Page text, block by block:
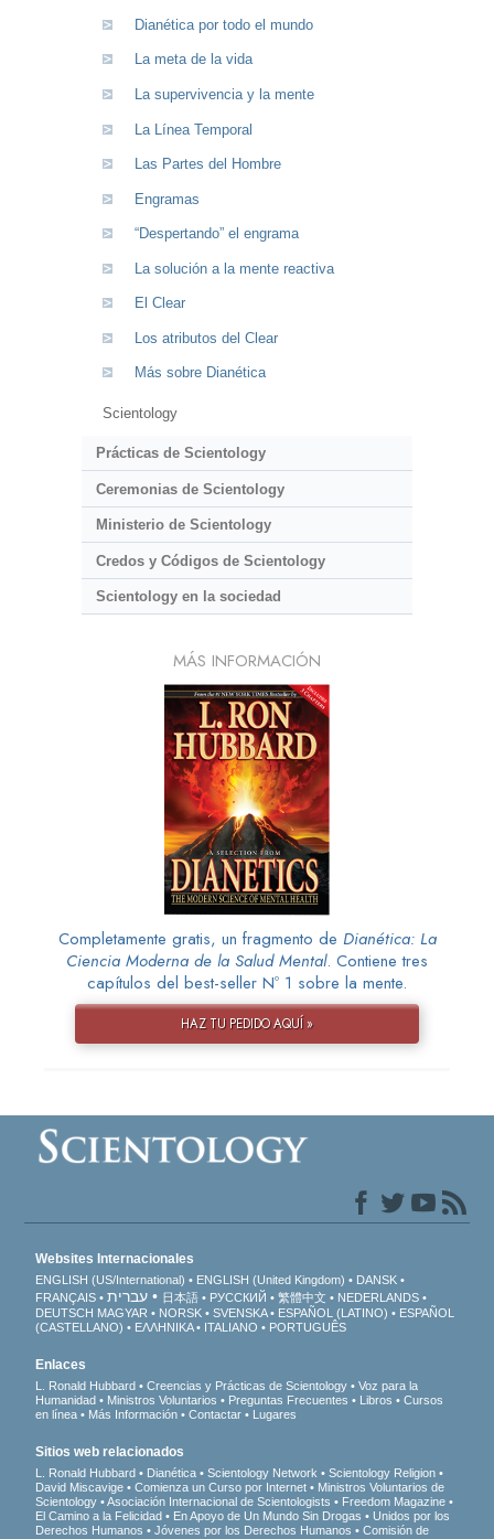
Dianética por todo el mundo
La meta de la vida
La supervivencia y la mente
La Línea Temporal
Las Partes del Hombre
Engramas
“Despertando” el engrama
La solución a la mente reactiva
El Clear
Los atributos del Clear
Más sobre Dianética
Scientology
Prácticas de Scientology
Ceremonias de Scientology
Ministerio de Scientology
Credos y Códigos de Scientology
Scientology en la sociedad
MÁS INFORMACIÓN
Completamente gratis, un fragmento de Dianética: La
Ciencia Moderna de la Salud Mental. Contiene tres
capítulos del best-seller Nº 1 sobre la mente.
HAZ TU PEDIDO AQUÍ »
Websites Internacionales
ENGLISH (US/International) ENGLISH (United Kingdom)
DANSK
FRANÇAIS
עברית 日本語 РУССКИЙ 繁體中文
NEDERLANDS
DEUTSCH MAGYAR NORSK SVENSKA ESPAÑOL (LATINO)
ESPAÑOL
(CASTELLANO)
ΕΛΛΗΝΙΚA ITALIANO PORTUGUÊS
Enlaces
L. Ronald Hubbard Creencias y Prácticas de Scientology
Voz para la
Humanidad
Ministros Voluntarios Preguntas Frecuentes Libros
Cursos
en línea
Más Información Contactar Lugares
Sitios web relacionados
L. Ronald Hubbard Dianética Scientology Network
Scientology Religion
David Miscavige
Comienza un Curso por Internet
Ministros Voluntarios de
Scientology
Asociación Internacional de Scientologists
Freedom Magazine
El Camino a la Felicidad
En Apoyo de Un Mundo Sin Drogas
Unidos por los
Derechos Humanos
Jóvenes por los Derechos Humanos
Comisión de